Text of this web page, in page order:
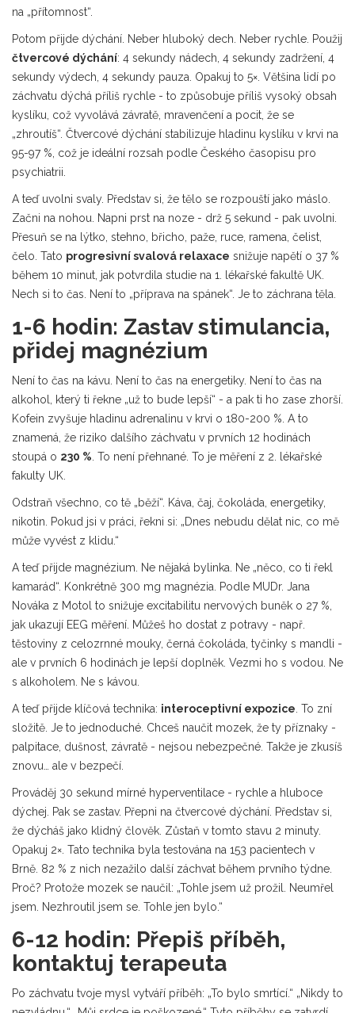
na „přítomnost“.
Potom přijde dýchání. Neber hluboký dech. Neber rychle. Použij
čtvercové dýchání: 4 sekundy nádech, 4 sekundy zadržení, 4
sekundy výdech, 4 sekundy pauza. Opakuj to 5×. Většina lidí po
záchvatu dýchá příliš rychle - to způsobuje příliš vysoký obsah
kyslíku, což vyvolává závratě, mravenčení a pocit, že se
„zhroutíš“. Čtvercové dýchání stabilizuje hladinu kyslíku v krvi na
95-97 %, což je ideální rozsah podle Českého časopisu pro
psychiatrii.
A teď uvolni svaly. Představ si, že tělo se rozpouští jako máslo.
Začni na nohou. Napni prst na noze - drž 5 sekund - pak uvolni.
Přesuň se na lýtko, stehno, břicho, paže, ruce, ramena, čelist,
čelo. Tato progresivní svalová relaxace snižuje napětí o 37 %
během 10 minut, jak potvrdila studie na 1. lékařské fakultě UK.
Nech si to čas. Není to „příprava na spánek“. Je to záchrana těla.
1-6 hodin: Zastav stimulancia,
přidej magnézium
Není to čas na kávu. Není to čas na energetiky. Není to čas na
alkohol, který ti řekne „už to bude lepší“ - a pak ti ho zase zhorší.
Kofein zvyšuje hladinu adrenalinu v krvi o 180-200 %. A to
znamená, že riziko dalšího záchvatu v prvních 12 hodinách
stoupá o 230 % . To není přehnané. To je měření z 2. lékařské
fakulty UK.
Odstraň všechno, co tě „běží“. Káva, čaj, čokoláda, energetiky,
nikotin. Pokud jsi v práci, řekni si: „Dnes nebudu dělat nic, co mě
může vyvést z klidu.“
A teď přijde magnézium. Ne nějaká bylinka. Ne „něco, co ti řekl
kamarád“. Konkrétně 300 mg magnézia. Podle MUDr. Jana
Nováka z Motol to snižuje excitabilitu nervových buněk o 27 %,
jak ukazují EEG měření. Můžeš ho dostat z potravy - např.
těstoviny z celozrnné mouky, černá čokoláda, tyčinky s mandli -
ale v prvních 6 hodinách je lepší doplněk. Vezmi ho s vodou. Ne
s alkoholem. Ne s kávou.
A teď přijde klíčová technika: interoceptivní expozice . To zní
složitě. Je to jednoduché. Chceš naučit mozek, že ty příznaky -
palpitace, dušnost, závratě - nejsou nebezpečné. Takže je zkusíš
znovu… ale v bezpečí.
Prováděj 30 sekund mírné hyperventilace - rychle a hluboce
dýchej. Pak se zastav. Přepni na čtvercové dýchání. Představ si,
že dýcháš jako klidný člověk. Zůstaň v tomto stavu 2 minuty.
Opakuj 2×. Tato technika byla testována na 153 pacientech v
Brně. 82 % z nich nezažilo další záchvat během prvního týdne.
Proč? Protože mozek se naučil: „Tohle jsem už prožil. Neumřel
jsem. Nezhroutil jsem se. Tohle jen bylo.“
6-12 hodin: Přepiš příběh,
kontaktuj terapeuta
Po záchvatu tvoje mysl vytváří příběh: „To bylo smrtící.“ „Nikdy to